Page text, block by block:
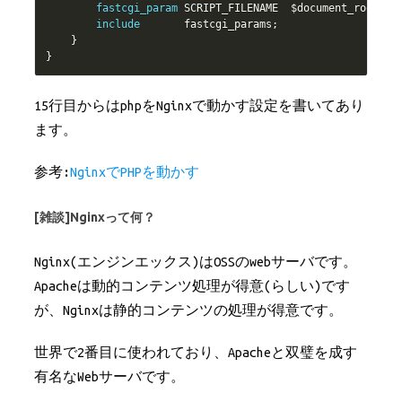
fastcgi_param SCRIPT_FILENAME $document_root
include
       fastcgi_params
;
}
}
15行目からはphpをNginxで動かす設定を書いてあり
ます。
参考:NginxでPHPを動かす
[雑談]Nginxって何？
Nginx(エンジンエックス)はOSSのwebサーバです。
Apacheは動的コンテンツ処理が得意(らしい)です
が、Nginxは静的コンテンツの処理が得意です。
世界で2番目に使われており、Apacheと双璧を成す
有名なWebサーバです。